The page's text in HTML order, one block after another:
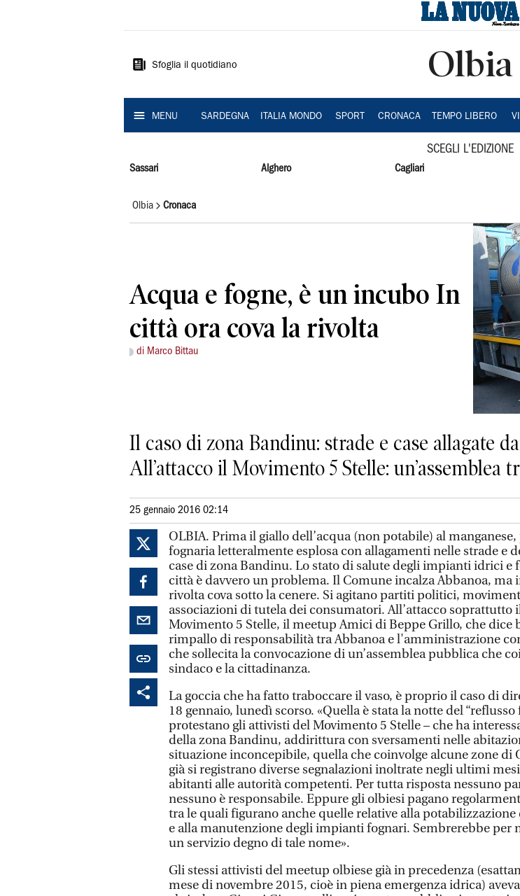
Sardegna
Sfoglia il quotidiano Olbia
MENU SARDEGNA ITALIA MONDO SPORT CRONACA TEMPO LIBERO
SCEGLI L'EDIZIONE
Sassari Alghero Cagliari
Olbia Cronaca
Acqua e fogne, è un incubo In
città ora cova la rivolta
di Marco Bittau
Il caso di zona Bandinu: strade e case allagate
All’attacco il Movimento 5 Stelle:
25 gennaio 2016 02:14
OLBIA. Prima il giallo dell’acqua (non potabile) al manganese,
fognaria letteralmente esplosa con allagamenti nelle strade e
case di zona Bandinu. Lo stato di salute degli impianti idrici e
città è davvero un problema. Il Comune incalza Abbanoa, ma
rivolta cova sotto la cenere. Si agitano partiti politici,
associazioni di tutela dei consumatori. All’attacco soprattutto
Movimento 5 Stelle, il meetup Amici di Beppe Grillo, che dice
rimpallo di responsabilità tra Abbanoa e l'amministrazione
che sollecita la convocazione di un’assemblea pubblica che
sindaco e la cittadinanza.
La goccia che ha fatto traboccare il vaso, è proprio il caso di
18 gennaio, lunedì scorso. «Quella è stata la notte del “reflusso
protestano gli attivisti del Movimento 5 Stelle – che ha
della zona Bandinu, addirittura con sversamenti nelle
situazione inconcepibile, quella che coinvolge alcune zone di
già si registrano diverse segnalazioni inoltrate negli ultimi
abitanti alle autorità competenti. Per tutta risposta nessuno
nessuno è responsabile. Eppure gli olbiesi pagano
tra le quali figurano anche quelle relative alla
e alla manutenzione degli impianti fognari. Sembrerebbe per
un servizio degno di tale nome».
Gli stessi attivisti del meetup olbiese già in precedenza
mese di novembre 2015, cioè in piena emergenza idrica)